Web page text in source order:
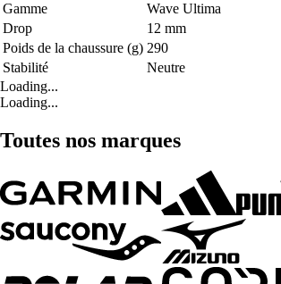
Gamme
Wave Ultima
Drop
12 mm
Poids de la chaussure (g) 290
Stabilité
Neutre
Loading...
Loading...
Toutes nos marques